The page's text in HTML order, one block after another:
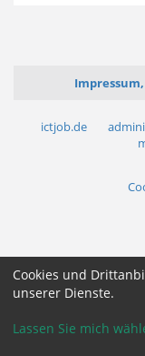
ictjob.de
Cookies und
unserer Dienste.
Lassen Sie mich